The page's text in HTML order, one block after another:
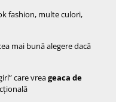
fashion, multe culori,
mai bună alegere dacă
care vreageaca de